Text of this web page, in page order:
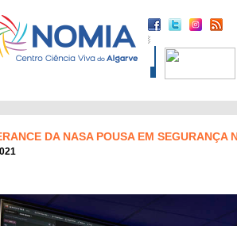
DA NASA POUSA EM SEGURANÇA